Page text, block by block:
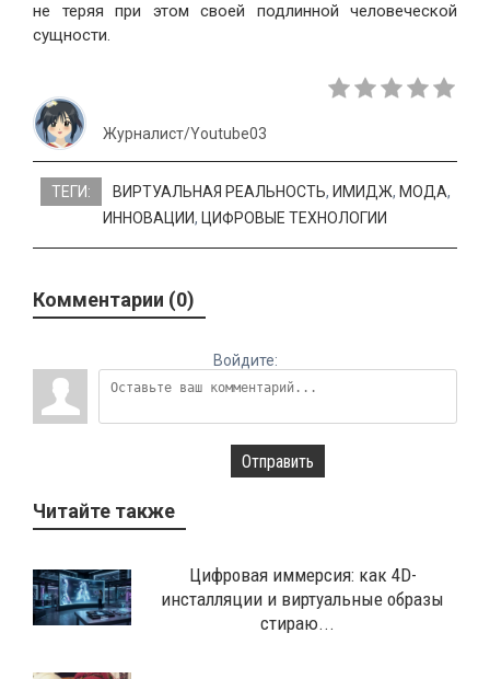
не теряя при этом своей подлинной человеческой
сущности.
Журналист/Youtube03
ТЕГИ: ВИРТУАЛЬНАЯ РЕАЛЬНОСТЬ, ИМИДЖ, МОДА,
ИННОВАЦИИ, ЦИФРОВЫЕ ТЕХНОЛОГИИ
Комментарии (0)
Войдите:
Отправить
Читайте также
Цифровая иммерсия: как 4D-
инсталляции и виртуальные образы
стираю...